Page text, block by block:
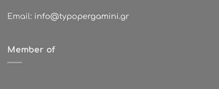
Email: info@typopergamini.gr
Member of